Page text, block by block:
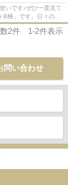
いです♪ぜひ一度見て
B棟」です。日々の暮
2件 1-2件表示
問い合わせ